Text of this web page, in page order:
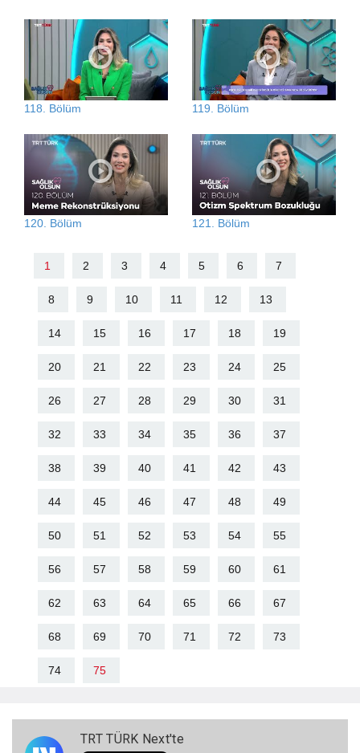
118. Bölüm 119. Bölüm
120. Bölüm 121. Bölüm
1 2 3 4 5 6 7
8 9 10 11 12 13
14 15 16 17 18 19
20 21 22 23 24 25
26 27 28 29 30 31
32 33 34 35 36 37
38 39 40 41 42 43
44 45 46 47 48 49
50 51 52 53 54 55
56 57 58 59 60 61
62 63 64 65 66 67
68 69 70 71 72 73
74 75
TRT TÜRK Next'te